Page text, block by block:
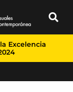
Excelencia